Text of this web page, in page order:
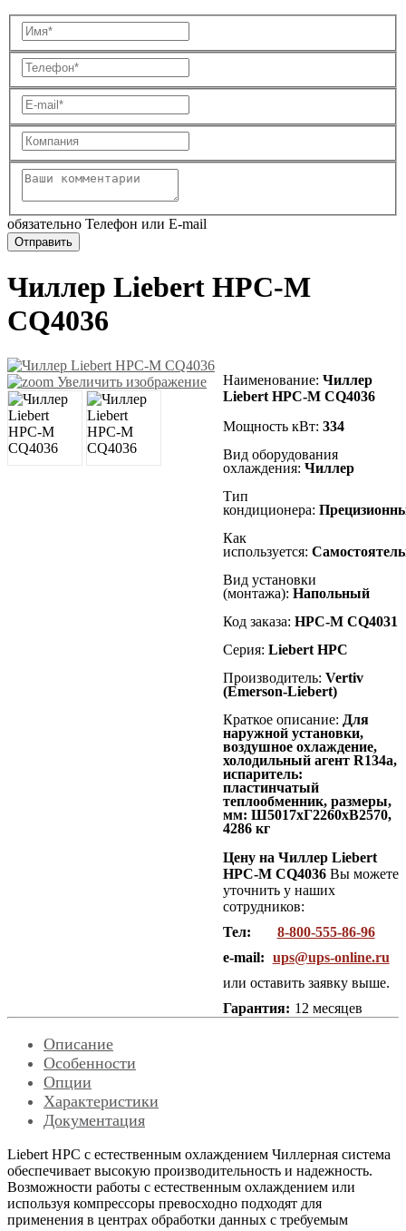
обязательно Телефон или E-mail
Чиллер Liebert HPC-M
CQ4036
Увеличить изображение Наименование: Чиллер
Liebert HPC-M CQ4036
Мощность кВт: 334
Вид оборудования
охлаждения: Чиллер
Тип
кондиционера:
Как
используется:
Вид установки
(монтажа): Напольный
Код заказа: HPC-M CQ4031
Серия: Liebert HPC
Производитель: Vertiv
(Emerson-Liebert)
Краткое описание: Для
наружной установки,
воздушное охлаждение,
холодильный агент R134а,
испаритель:
пластинчатый
теплообменник, размеры,
мм: Ш5017хГ2260хВ2570,
4286 кг
Цену на Чиллер Liebert
HPC-M CQ4036 Вы можете
уточнить у наших
сотрудников:
Тел:
8-800-555-86-96
e-mail: ups@ups-online.ru
или оставить заявку выше.
Гарантия: 12 месяцев
Описание
Особенности
Опции
Характеристики
Документация
Liebert HPС с естественным охлаждением Чиллерная система
обеспечивает высокую производительность и надежность.
Возможности работы с естественным охлаждением или
используя компрессоры превосходно подходят для
применения в центрах обработки данных с требуемым